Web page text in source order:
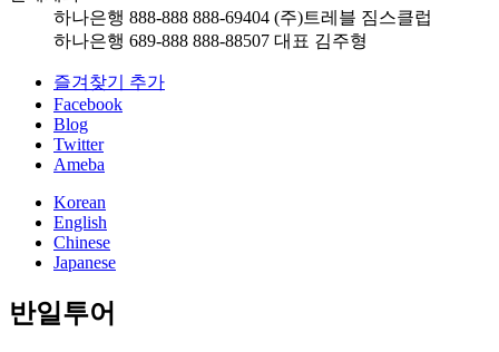
하나은행 888-888 888-69404 (주)트레블 짐스클럽
하나은행 689-888 888-88507 대표 김주형
즐겨찾기 추가
Facebook
Blog
Twitter
Ameba
Korean
English
Chinese
Japanese
반일투어